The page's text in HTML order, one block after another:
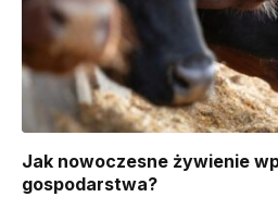
Jak nowoczesne żywienie
gospodarstwa?